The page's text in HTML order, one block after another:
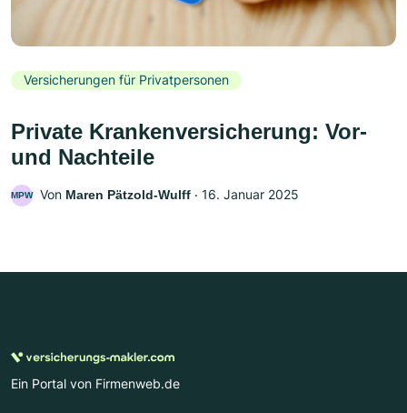
Versicherungen für Privatpersonen
Private Krankenversicherung: Vor-
und Nachteile
MPW Von Maren Pätzold-Wulff ‧ 16. Januar 2025
Ein Portal von Firmenweb.de